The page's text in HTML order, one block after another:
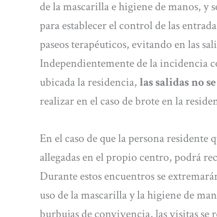
de la mascarilla e higiene de manos, y
para establecer el control de las
paseos terapéuticos, evitando en las
Independientemente de la incidencia
ubicada la residencia,las salidas no
realizar en el caso de brote en la
En el caso de que la persona
allegadas en el propio centro, podrá
Durante estos encuentros se
uso de la mascarilla y la higiene de
burbujas de convivencia, las visitas se